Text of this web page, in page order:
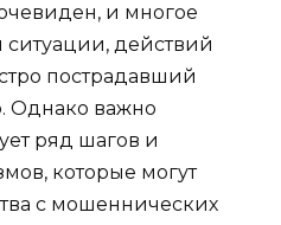
и многое
ситуации, действий
пострадавший
Однако важно
ряд шагов и
которые могут
с мошеннических